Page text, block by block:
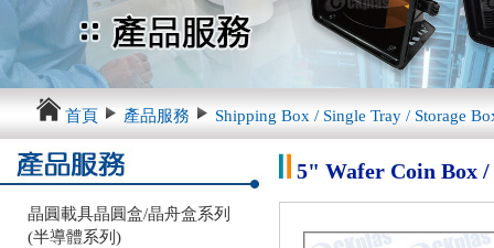
首頁 產品服務 Shipping Box / Single Tray / Storage
晶圓載具晶圓盒/晶舟盒系列
(半導體系列)
5" Wafer Coin Box